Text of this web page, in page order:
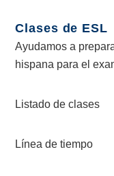
Clases de ESL
Ayudamos a
hispana para el
Listado de clases
Línea de tiempo